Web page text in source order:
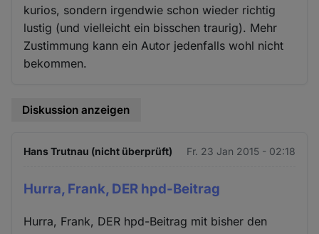
kurios, sondern irgendwie schon wieder richtig
lustig (und vielleicht ein bisschen traurig). Mehr
Zustimmung kann ein Autor jedenfalls wohl nicht
bekommen.
Diskussion anzeigen
Hans Trutnau (nicht überprüft) Fr. 23 Jan 2015 - 02:18
Hurra, Frank, DER hpd-Beitrag
Hurra, Frank, DER hpd-Beitrag mit bisher den